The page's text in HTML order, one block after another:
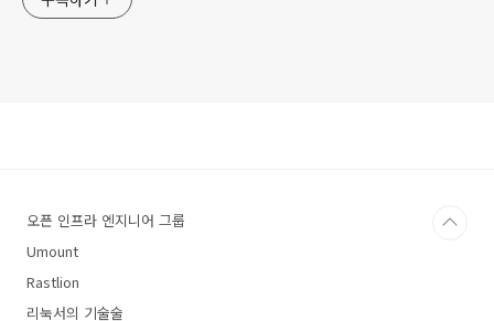
오픈 인프라 엔지니어 그룹
Umount
Rastlion
리눅서의 기술술